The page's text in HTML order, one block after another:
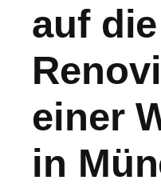
auf die
einer
in